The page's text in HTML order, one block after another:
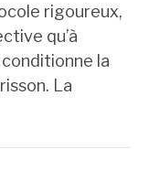
rigoureux,
qu’à
la
La